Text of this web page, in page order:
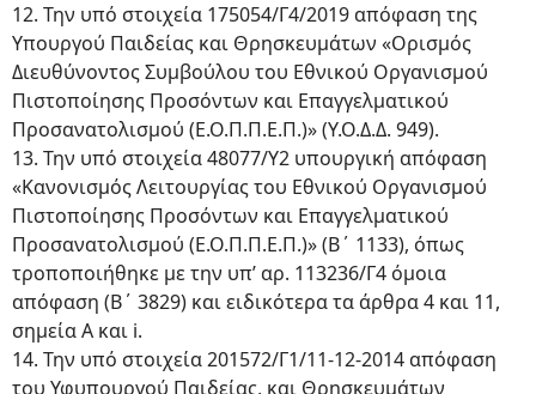
12. Την υπό στοιχεία 175054/Γ4/2019 απόφαση της
Υπουργού Παιδείας και Θρησκευμάτων «Ορισμός
Διευθύνοντος Συμβούλου του Εθνικού Οργανισμού
Πιστοποίησης Προσόντων και Επαγγελματικού
Προσανατολισμού (Ε.Ο.Π.Π.Ε.Π.)» (Υ.Ο.Δ.Δ. 949).
13. Την υπό στοιχεία 48077/Υ2 υπουργική απόφαση
«Κανονισμός Λειτουργίας του Εθνικού Οργανισμού
Πιστοποίησης Προσόντων και Επαγγελματικού
Προσανατολισμού (Ε.Ο.Π.Π.Ε.Π.)» (Β΄ 1133), όπως
τροποποιήθηκε με την υπ’ αρ. 113236/Γ4 όμοια
απόφαση (Β΄ 3829) και ειδικότερα τα άρθρα 4 και 11,
σημεία Α και i.
14. Την υπό στοιχεία 201572/Γ1/11-12-2014 απόφαση
του Υφυπουργού Παιδείας, και Θρησκευμάτων